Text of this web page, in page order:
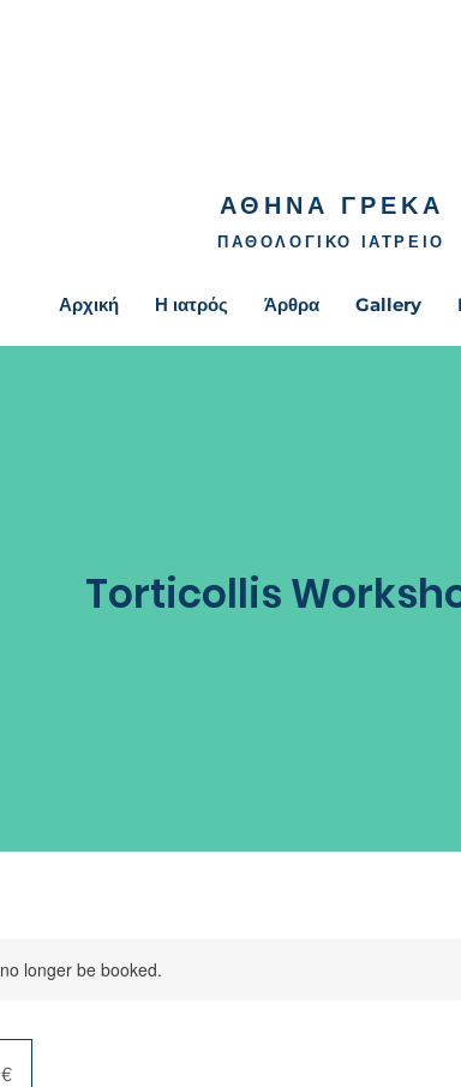
ΑΘΗΝΑ ΓΡΕΚΑ
ΠΑΘΟΛΟΓΙΚΟ ΙΑΤΡΕΙΟ
Αρχική Η ιατρός Άρθρα Gallery
Torticollis
longer be booked.